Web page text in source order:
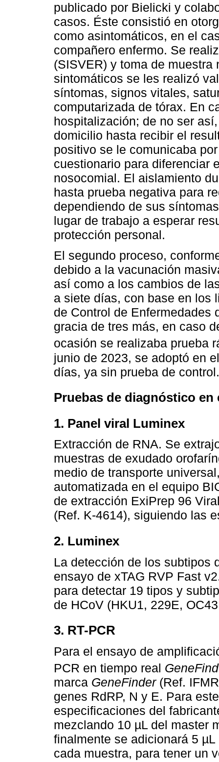
publicado por Bielicki y
casos. Éste consistió en
como asintomáticos, en el
compañero enfermo. Se
(SISVER) y toma de muestra
sintomáticos se les realizó
síntomas, signos vitales,
computarizada de tórax. En
hospitalización; de no ser
domicilio hasta recibir el
positivo se le comunicaba
cuestionario para diferenciar
nosocomial. El aislamiento
hasta prueba negativa para
dependiendo de sus
lugar de trabajo a esperar
protección personal.
El segundo proceso,
debido a la vacunación
así como a los cambios de
a siete días, con base en los
de Control de Enfermedades
gracia de tres más, en caso
ocasión se realizaba prueba
junio de 2023, se adoptó en
días, ya sin prueba de control.
Pruebas de diagnóstico en
1. Panel viral Luminex
Extracción de RNA. Se
muestras de exudado
medio de transporte
automatizada en el equipo
de extracción ExiPrep 96
(Ref. K-4614), siguiendo las
2. Luminex
La detección de los subtipos
ensayo de xTAG RVP Fast
para detectar 19 tipos y
de HCoV (HKU1, 229E,
3. RT-PCR
Para el ensayo de
PCR en tiempo real
marca GeneFinder(Ref.
genes RdRP, N y E. Para
especificaciones del
mezclando 10 µL del master
finalmente se adicionará 5
cada muestra, para tener un